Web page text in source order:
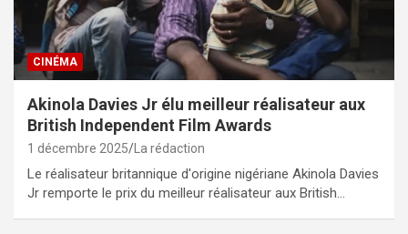
CINÉMA
Akinola Davies Jr élu meilleur réalisateur aux
British Independent Film Awards
1 décembre 2025 La rédaction
Le réalisateur britannique d'origine nigériane Akinola Davies
Jr remporte le prix du meilleur réalisateur aux British…